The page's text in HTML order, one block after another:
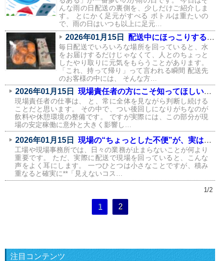
んな雨の日配送の裏側を、少しだけご紹介しま
す。 とにかく足元がすべる ボトルは重たいの
で、雨の日はいつも以上に足元…
2026年01月15日 配送中にほっこりする瞬間が、実はたくさんあります
毎日配送でいろいろな場所を回っていると、水
をお届けするだけじゃなくて、人とのちょっと
したやり取りに元気をもらうことがあります。
「これ、持って帰り」って言われる瞬間 配送先
のお客様の中には、 そんな方…
2026年01月15日 現場責任者の方にこそ知ってほしい、飲料環境が現場に与える影響
現場責任者の仕事は、 と、常に全体を見ながら判断し続ける
ことだと思います。 その中で、つい後回しになりがちなのが
飲料や休憩環境の整備です。 ですが実際には、この部分が現
場の安定稼働に意外と大きく影響し…
2026年01月15日 現場の“ちょっとした不便”が、実はコストになっている話
工場や現場事務所では、日々の業務が止まらないことが何より
重要です。 ただ、実際に配送で現場を回っていると、こんな
声をよく耳にします。 一つひとつは小さなことですが、積み
重なると確実に**「見えないコス…
1/2
1 2
注目コンテンツ